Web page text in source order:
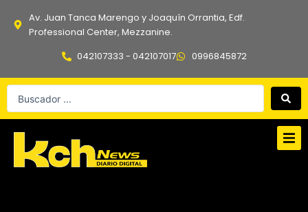
Av. Juan Tanca Marengo y Joaquín Orrantia, Edf.
Professional Center, Mezzanine.
042107333 - 042107017
0996845872
Search